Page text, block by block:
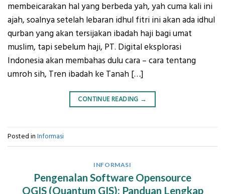
membeicarakan hal yang berbeda yah, yah cuma kali ini
ajah, soalnya setelah lebaran idhul fitri ini akan ada idhul
qurban yang akan tersijakan ibadah haji bagi umat
muslim, tapi sebelum haji, PT. Digital eksplorasi
Indonesia akan membahas dulu cara – cara tentang
umroh sih, Tren ibadah ke Tanah […]
CONTINUE READING →
Posted in Informasi
INFORMASI
Pengenalan Software Opensource
QGIS (Quantum GIS): Panduan Lengkap